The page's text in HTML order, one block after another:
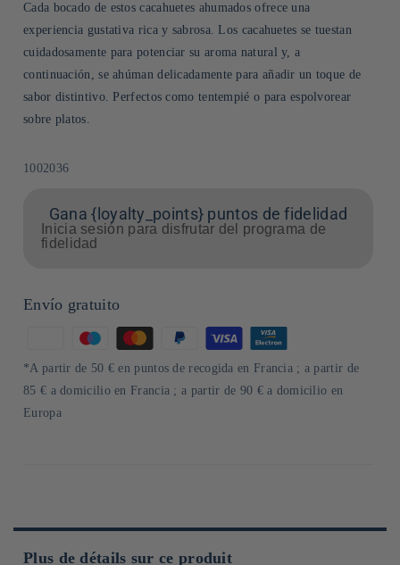
Cada bocado de estos cacahuetes ahumados ofrece una
experiencia gustativa rica y sabrosa. Los cacahuetes se tuestan
cuidadosamente para potenciar su aroma natural y, a
continuación, se ahúman delicadamente para añadir un toque de
sabor distintivo. Perfectos como tentempié o para espolvorear
sobre platos.
SKU:
1002036
Gana {loyalty_points} puntos de fidelidad
Inicia sesión para disfrutar del programa de
fidelidad
Envío gratuito
de
pago
*A partir de 50 € en puntos de recogida en Francia ; a partir de
85 € a domicilio en Francia ; a partir de 90 € a domicilio en
Europa
Plus de détails sur ce produit